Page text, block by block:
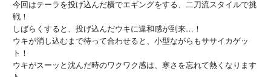
今回はテーラを投げ込んだ横でエギングをする、二刀流スタイルで挑
戦！
しばらくすると、投げ込んだウキに違和感が到来…！
ウキが消し込むまで待って合わせると、小型ながらもササイカゲッ
ト！
ウキがスーッと沈んだ時のワクワク感は、寒さを忘れて熱くなります